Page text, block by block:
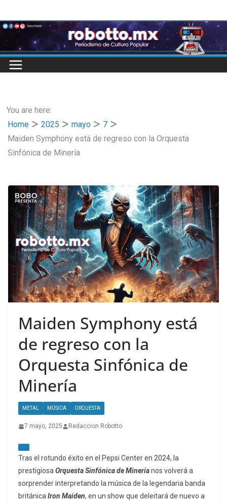
to
content
You are here:
Home
2025 mayo
7
Maiden Symphony está de regreso con la Orquesta
Sinfónica de Minería
Maiden Symphony está
de regreso con la
Orquesta Sinfónica de
Minería
METAL MÚSICA ORQUESTA
7 mayo, 2025 Redaccion Robotto
Tras el rotundo éxito en el Pepsi Center en 2024, la
prestigiosa Orquesta Sinfónica de Mineríanos volverá a
sorprender interpretando la música de la legendaria banda
británica Iron Maiden, en un show que deleitará de nuevo a